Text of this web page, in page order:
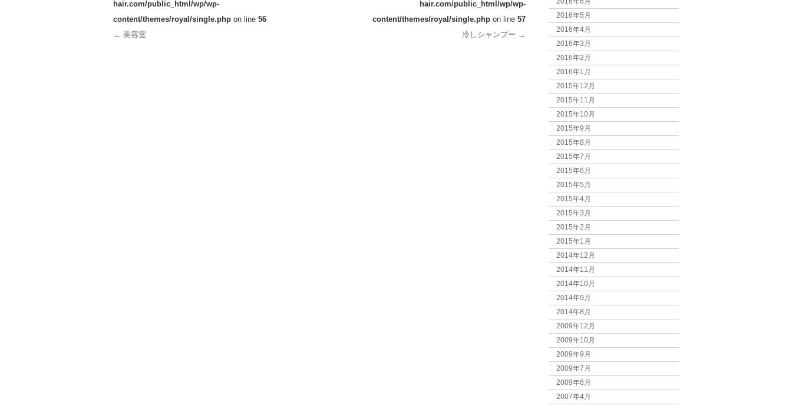
hair.com/public_html/wp/wp-
content/themes/royal/single.php on line 56
← 美容室
hair.com/public_html/wp/wp-
content/themes/royal/single.php on line 57
冷しシャンプー →
2016年5月
2016年4月
2016年3月
2016年2月
2016年1月
2015年12月
2015年11月
2015年10月
2015年9月
2015年8月
2015年7月
2015年6月
2015年5月
2015年4月
2015年3月
2015年2月
2015年1月
2014年12月
2014年11月
2014年10月
2014年9月
2014年8月
2009年12月
2009年10月
2009年9月
2009年7月
2009年6月
2007年4月